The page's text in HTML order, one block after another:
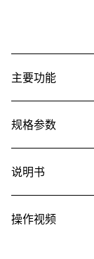
主要功能
规格参数
说明书
操作视频